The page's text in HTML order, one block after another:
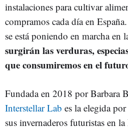
instalaciones para cultivar
compramos cada día en
se está poniendo en marcha en
surgirán las verduras,
que consumiremos en el
Fundada en 2018 por Barbara
Interstellar Lab es la elegida
sus invernaderos futuristas en